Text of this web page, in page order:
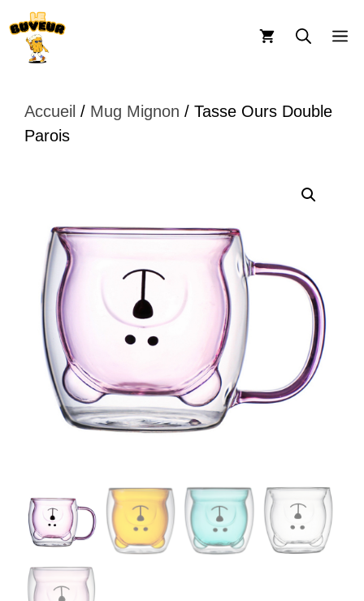
Aller
au
contenu
Accueil / Mug Mignon / Tasse Ours Double
Parois